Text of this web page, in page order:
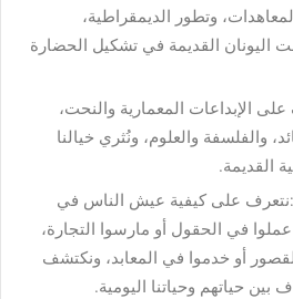
وتطور الديمقراطية،
القديمة في تشكيل الحضارة
الإبداعات المعمارية والنحت،
والفلسفة والعلوم، ونُثري خيالنا
القديمة.
على كيفية عيش الناس في
عملوا في الحقول أو مارسوا التجارة،
أو خدموا في المعابد، ونكتشف
بين حياتهم وحياتنا اليومية.